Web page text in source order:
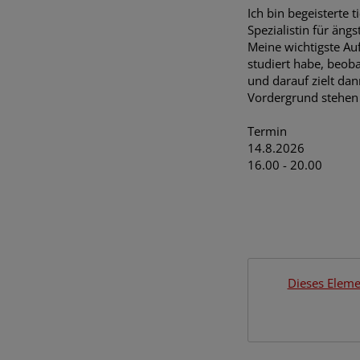
Ich bin begeisterte
Spezialistin für
Meine wichtigste
studiert habe,
und darauf zielt
Vordergrund
Termin
14.8.2026
16.00 - 20.00
Dieses